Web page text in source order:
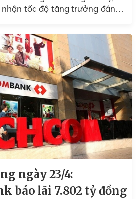
tốc độ tăng trưởng đáng
ngày 23/4:
báo lãi 7.802 tỷ đồng